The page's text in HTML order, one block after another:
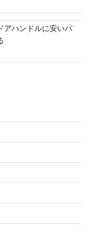
アハンドルに安いバ